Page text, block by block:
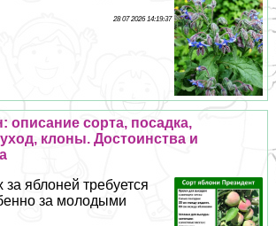
28 07 2026 14:19:37
описание сорта, посадка,
клоны. Достоинства и
яблоней требуется
за молодыми